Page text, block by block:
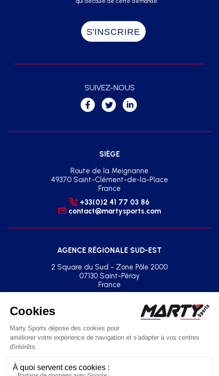
SIÈGE
Route de la Meignanne
49370 Saint-Clément-de-la-Place
France
+33(0)2 41 77 03 86
contact@martysports.com
AGENCE RÉGIONALE SUD-EST
2 Square du Sud - Zone Pôle 2000
07130 Saint-Péray
France
agence.sud.est@martysports.com
SUIVEZ-NOUS